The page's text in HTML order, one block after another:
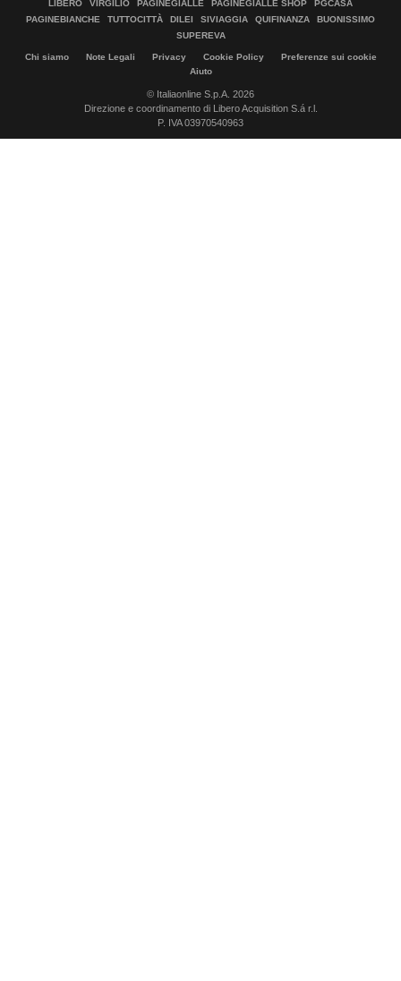
LIBERO VIRGILIO PAGINEGIALLE PAGINEGIALLE SHOP
PGCASA
PAGINEBIANCHE
TUTTOCITTÀ DILEI SIVIAGGIA QUIFINANZA
BUONISSIMO
SUPEREVA
Chi siamo Note Legali Privacy Cookie Policy
Preferenze sui cookie
Aiuto
© Italiaonline S.p.A. 2026
Direzione e coordinamento di Libero Acquisition S.á r.l.
P. IVA 03970540963